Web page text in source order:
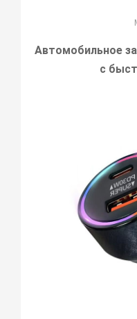
Автомобильное
с